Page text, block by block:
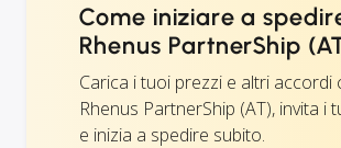
Come iniziare a
Rhenus PartnerShip
Carica i tuoi prezzi e altri accordi
Rhenus PartnerShip (AT), invita i
e inizia a spedire subito.